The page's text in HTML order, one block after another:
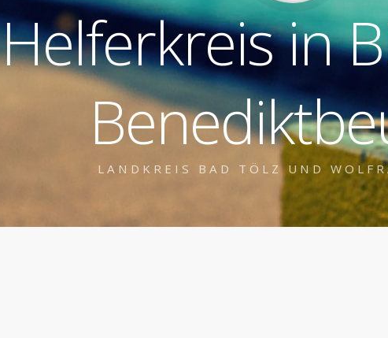
Helferkreis in
LANDKREIS BAD TÖLZ UND